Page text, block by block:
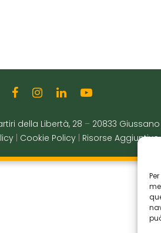
della Libertà, 28 – 20833
Cookie Policy Risorse Aggiuntive